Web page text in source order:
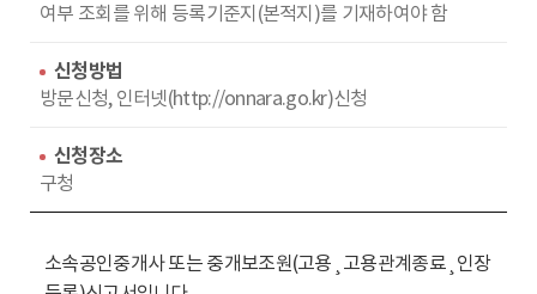
여부 조회를 위해 등록기준지(본적지)를 기재하여야 함
신청방법
방문신청, 인터넷(http://onnara.go.kr)신청
신청장소
구청
소속공인중개사 또는 중개보조원(고용¸고용관계종료¸인장